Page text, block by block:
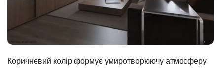
Коричневий колір формує умиротворюючу атмосферу